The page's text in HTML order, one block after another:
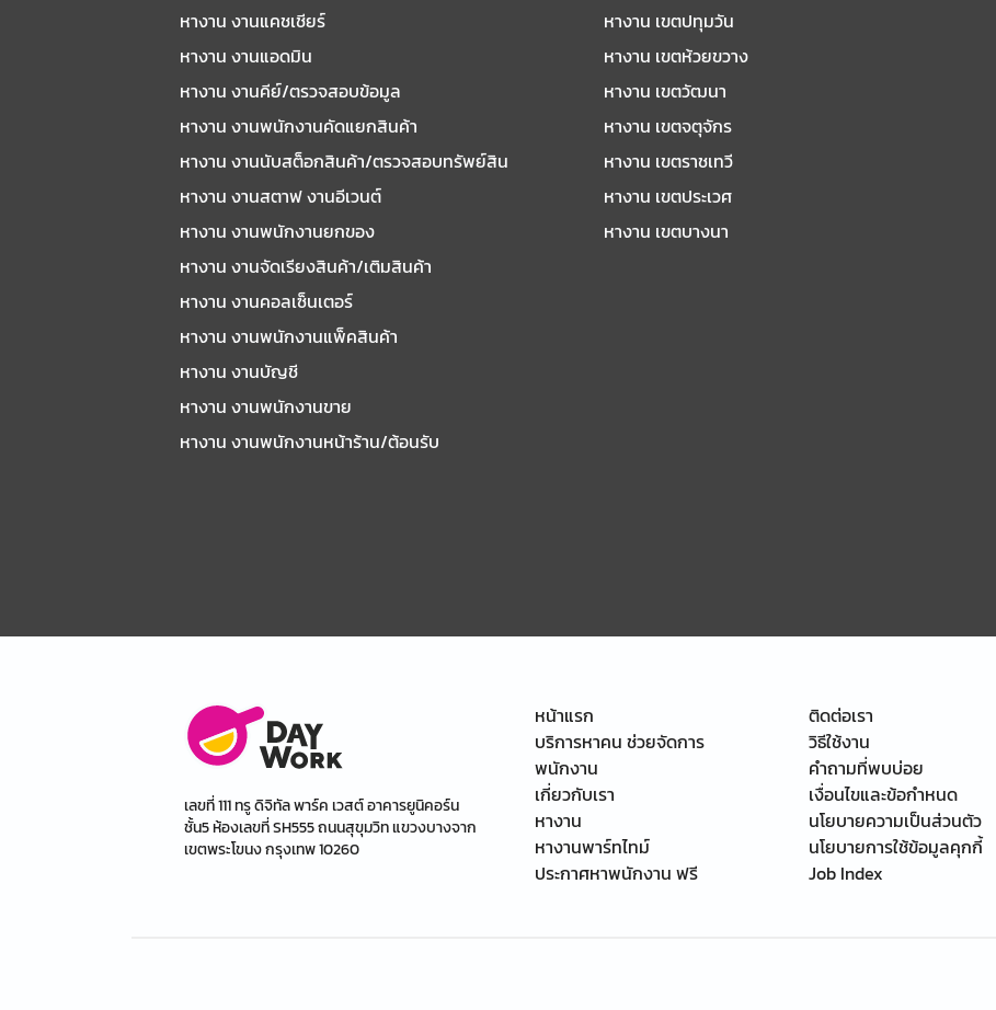
หางาน งานแคชเชียร์
หางาน งานแอดมิน
หางาน งานคีย์/ตรวจสอบข้อมูล
หางาน งานพนักงานคัดแยกสินค้า
หางาน งานนับสต็อกสินค้า/ตรวจสอบทรัพย์สิน
หางาน งานสตาฟ งานอีเวนต์
หางาน งานพนักงานยกของ
หางาน งานจัดเรียงสินค้า/เติมสินค้า
หางาน งานคอลเซ็นเตอร์
หางาน งานพนักงานแพ็คสินค้า
หางาน งานบัญชี
หางาน งานพนักงานขาย
หางาน งานพนักงานหน้าร้าน/ต้อนรับ
หางาน เขตปทุมวัน
หางาน เขตห้วยขวาง
หางาน เขตวัฒนา
หางาน เขตจตุจักร
หางาน เขตราชเทวี
หางาน เขตประเวศ
หางาน เขตบางนา
เลขที่ 111 ทรู ดิจิทัล พาร์ค เวสต์ อาคารยูนิคอร์น
ชั้น5 ห้องเลขที่ SH555 ถนนสุขุมวิท แขวงบางจาก
เขตพระโขนง กรุงเทพ 10260
หน้าแรก
บริการหาคน ช่วยจัดการ
พนักงาน
เกี่ยวกับเรา
หางาน
หางานพาร์ทไทม์
ประกาศหาพนักงาน ฟรี
ติดต่อเรา
วิธีใช้งาน
คำถามที่พบบ่อย
เงื่อนไขและข้อกำหนด
นโยบายความเป็นส่วนตัว
นโยบายการใช้ข้อมูลคุกกี้
Job Index